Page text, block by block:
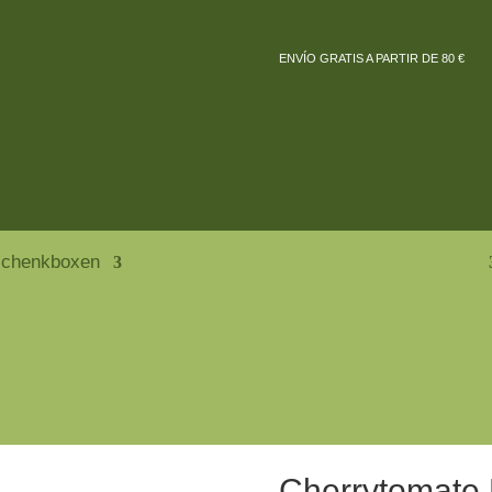
ENVÍO GRATIS A PARTIR DE 80 €